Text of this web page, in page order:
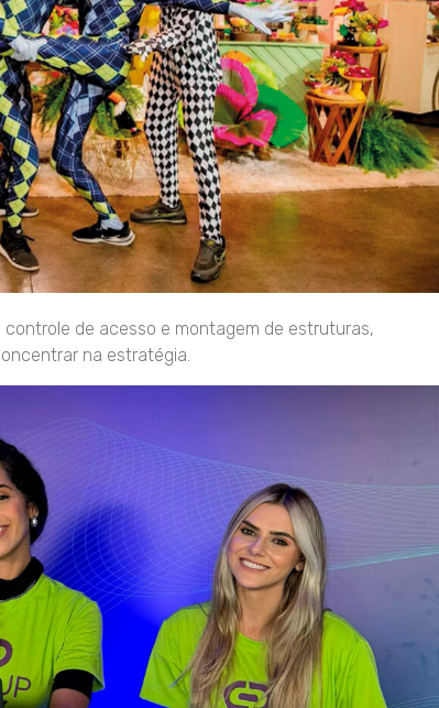
controle de acesso e montagem de estruturas,
na estratégia.